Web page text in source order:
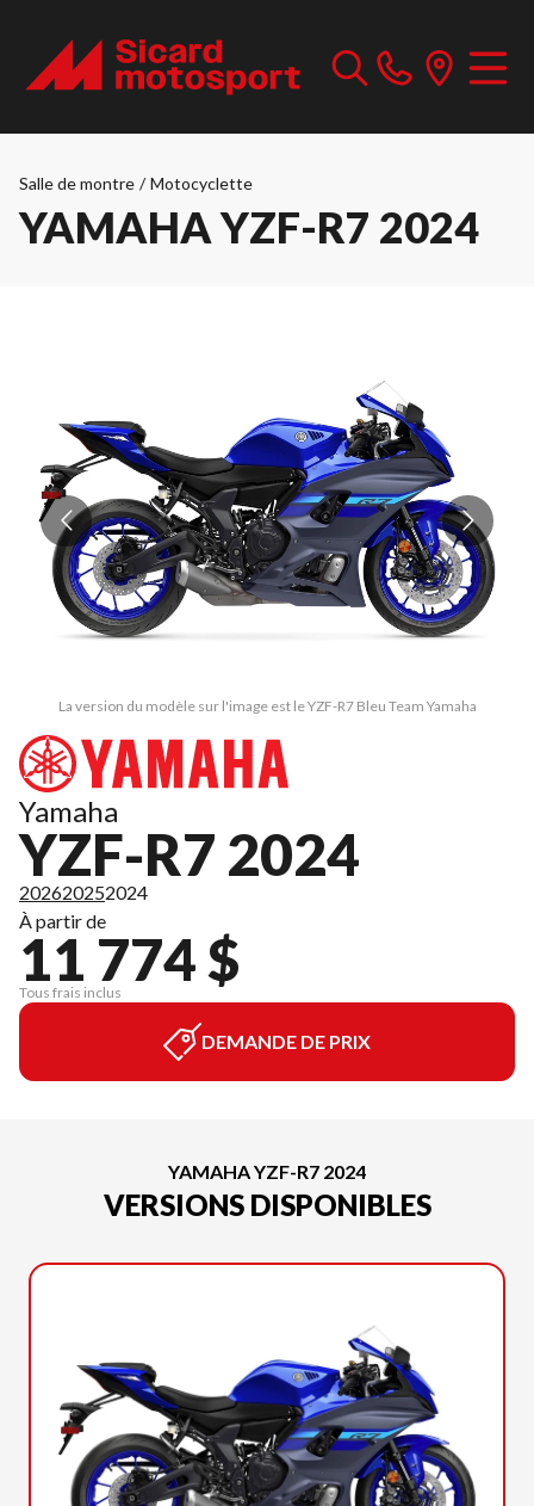
Salle de montre / Motocyclette
YAMAHA YZF-R7 2024
La version du modèle sur l'image est le YZF-R7 Bleu Team Yamaha
Yamaha
YZF-R7 2024
202620252024
À partir de
11 774 $
Tous frais inclus
DEMANDE DE PRIX
YAMAHA YZF-R7 2024
VERSIONS DISPONIBLES